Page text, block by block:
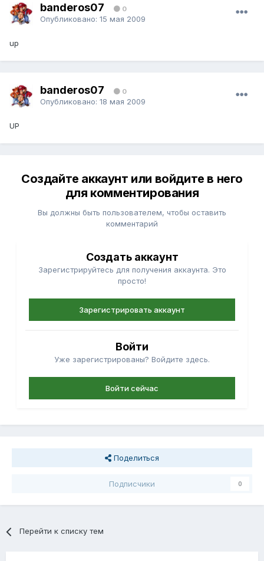
banderos07 0
Опубликовано: 15 мая 2009
up
banderos07 0
Опубликовано: 18 мая 2009
UP
Создайте аккаунт или войдите в него
для комментирования
Вы должны быть пользователем, чтобы оставить
комментарий
Создать аккаунт
Зарегистрируйтесь для получения аккаунта. Это
просто!
Зарегистрировать аккаунт
Войти
Уже зарегистрированы? Войдите здесь.
Войти сейчас
Поделиться
Подписчики 0
Перейти к списку тем